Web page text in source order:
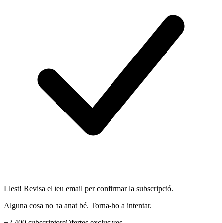
Llest! Revisa el teu email per confirmar la subscripció.
Alguna cosa no ha anat bé. Torna-ho a intentar.